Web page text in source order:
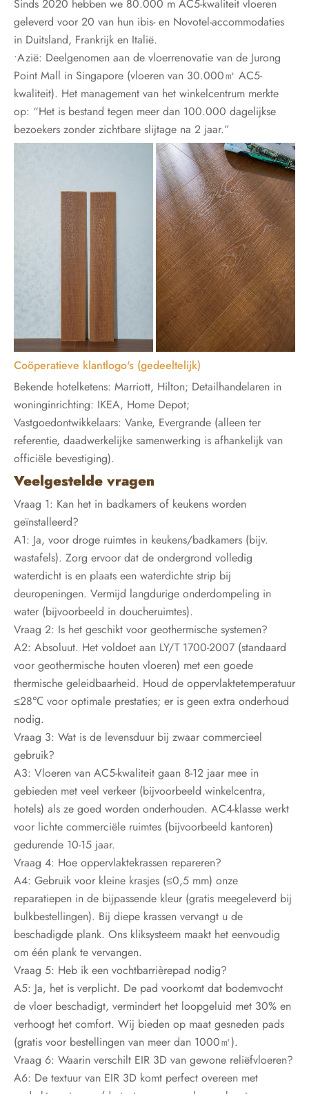
Sinds 2020 hebben we 80.000 m AC5-kwaliteit vloeren
geleverd voor 20 van hun ibis- en Novotel-accommodaties
in Duitsland, Frankrijk en Italië.
•Azië: Deelgenomen aan de vloerrenovatie van de Jurong
Point Mall in Singapore (vloeren van 30.000㎡ AC5-
kwaliteit). Het management van het winkelcentrum merkte
op: “Het is bestand tegen meer dan 100.000 dagelijkse
bezoekers zonder zichtbare slijtage na 2 jaar.”
Coöperatieve klantlogo's (gedeeltelijk)
Bekende hotelketens: Marriott, Hilton; Detailhandelaren in
woninginrichting: IKEA, Home Depot;
Vastgoedontwikkelaars: Vanke, Evergrande (alleen ter
referentie, daadwerkelijke samenwerking is afhankelijk van
officiële bevestiging).
Veelgestelde vragen
Vraag 1: Kan het in badkamers of keukens worden
geïnstalleerd?
A1: Ja, voor droge ruimtes in keukens/badkamers (bijv.
wastafels). Zorg ervoor dat de ondergrond volledig
waterdicht is en plaats een waterdichte strip bij
deuropeningen. Vermijd langdurige onderdompeling in
water (bijvoorbeeld in doucheruimtes).
Vraag 2: Is het geschikt voor geothermische systemen?
A2: Absoluut. Het voldoet aan LY/T 1700-2007 (standaard
voor geothermische houten vloeren) met een goede
thermische geleidbaarheid. Houd de oppervlaktetemperatuur
≤28℃ voor optimale prestaties; er is geen extra onderhoud
nodig.
Vraag 3: Wat is de levensduur bij zwaar commercieel
gebruik?
A3: Vloeren van AC5-kwaliteit gaan 8-12 jaar mee in
gebieden met veel verkeer (bijvoorbeeld winkelcentra,
hotels) als ze goed worden onderhouden. AC4-klasse werkt
voor lichte commerciële ruimtes (bijvoorbeeld kantoren)
gedurende 10-15 jaar.
Vraag 4: Hoe oppervlaktekrassen repareren?
A4: Gebruik voor kleine krasjes (≤0,5 mm) onze
reparatiepen in de bijpassende kleur (gratis meegeleverd bij
bulkbestellingen). Bij diepe krassen vervangt u de
beschadigde plank. Ons kliksysteem maakt het eenvoudig
om één plank te vervangen.
Vraag 5: Heb ik een vochtbarrièrepad nodig?
A5: Ja, het is verplicht. De pad voorkomt dat bodemvocht
de vloer beschadigt, vermindert het loopgeluid met 30% en
verhoogt het comfort. Wij bieden op maat gesneden pads
(gratis voor bestellingen van meer dan 1000㎡).
Vraag 6: Waarin verschilt EIR 3D van gewone reliëfvloeren?
A6: De textuur van EIR 3D komt perfect overeen met